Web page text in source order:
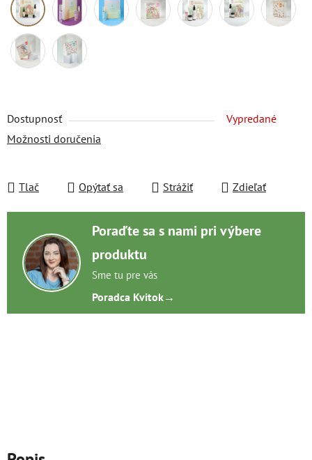
Dostupnosť
Vypredané
Možnosti doručenia
Tlač Opýtať sa Strážiť Zdieľať
Poraďte sa s nami pri výbere
produktu
Sme tu pre vás
Poradca Kvitok→